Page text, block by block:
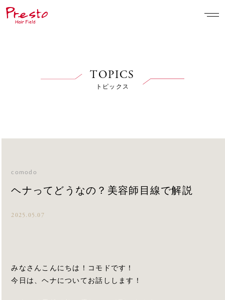
TOPICS
トピックス
comodo
ヘナってどうなの？美容師目線で解説
2025.05.07
みなさんこんにちは！コモドです！
今日は、ヘナについてお話しします！